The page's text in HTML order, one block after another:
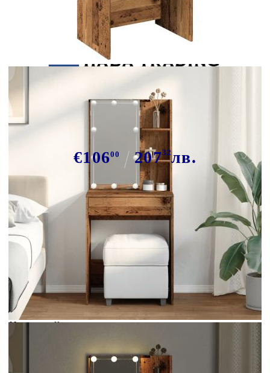
Сподели Tweet
Тоалетка с LED осветление, старо
дърво, 60x40x140 см
€10600 20732лв.
В наличност: 200 бр.
Време за доставка: 5 до 9 дни
Безплатна доставка до адрес при плащане по банков път
Цвят:
Старо дърво
Материал:
Инженерно дърво, огледало